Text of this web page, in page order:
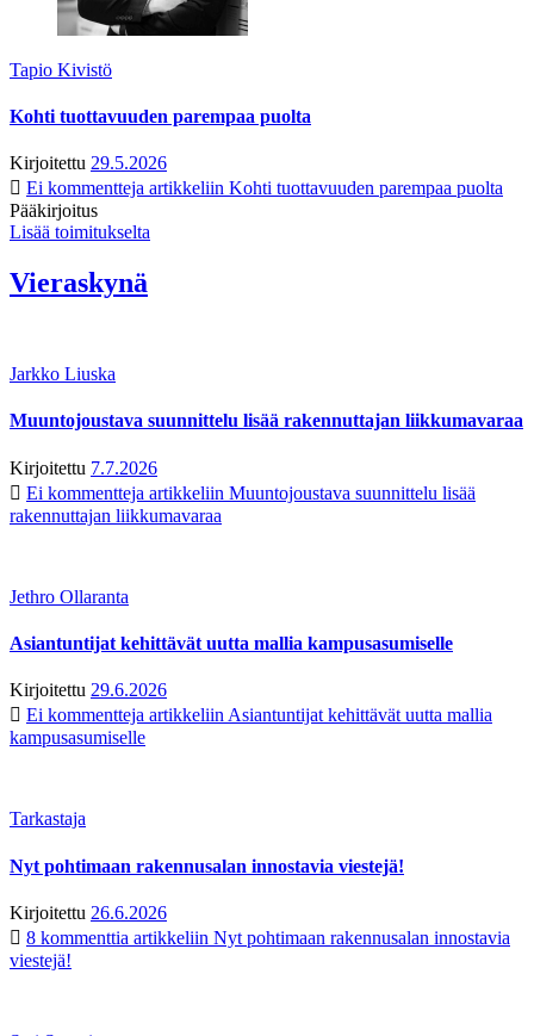
Tapio Kivistö
Kohti tuottavuuden parempaa puolta
Kirjoitettu 29.5.2026
Ei kommentteja artikkeliin Kohti tuottavuuden parempaa puolta
Pääkirjoitus
Lisää toimitukselta
Vieraskynä
Jarkko Liuska
Muuntojoustava suunnittelu lisää rakennuttajan liikkumavaraa
Kirjoitettu 7.7.2026
Ei kommentteja artikkeliin Muuntojoustava suunnittelu lisää
rakennuttajan liikkumavaraa
Jethro Ollaranta
Asiantuntijat kehittävät uutta mallia kampusasumiselle
Kirjoitettu 29.6.2026
Ei kommentteja artikkeliin Asiantuntijat kehittävät uutta mallia
kampusasumiselle
Tarkastaja
Nyt pohtimaan rakennusalan innostavia viestejä!
Kirjoitettu 26.6.2026
8 kommenttia artikkeliin Nyt pohtimaan rakennusalan innostavia
viestejä!